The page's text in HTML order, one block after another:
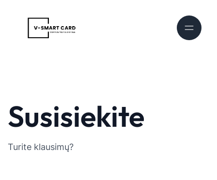
Susisiekite
Turite klausimų?